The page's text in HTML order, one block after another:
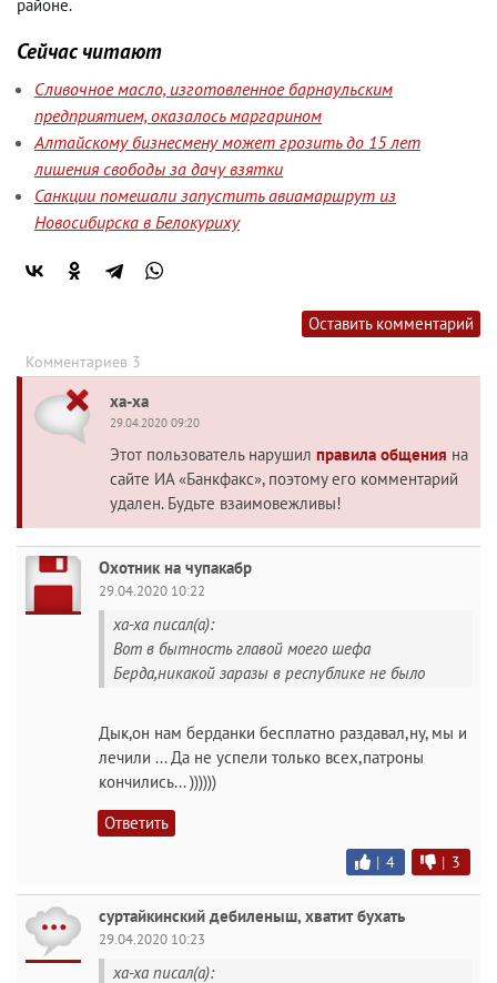
районе.
Сейчас читают
Сливочное масло, изготовленное барнаульским
предприятием, оказалось маргарином
Алтайскому бизнесмену может грозить до 15 лет
лишения свободы за дачу взятки
Санкции помешали запустить авиамаршрут из
Новосибирска в Белокуриху
Оставить комментарий
Комментариев 3
ха-ха
29.04.2020 09:20
Этот пользователь нарушил правила общения на
сайте ИА «Банкфакс», поэтому его комментарий
удален. Будьте взаимовежливы!
Охотник на чупакабр
29.04.2020 10:22
ха-ха писал(а):
Вот в бытность главой моего шефа
Берда,никакой заразы в республике не было
Дык,он нам берданки бесплатно раздавал,ну, мы и
лечили ... Да не успели только всех,патроны
кончились... ))))))
Ответить
| 4 | 3
суртайкинский дебиленыш, хватит бухать
29.04.2020 10:23
ха-ха писал(а):